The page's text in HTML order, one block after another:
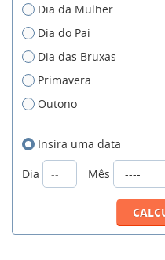
Dia da Mulher
Dia do Pai
Dia das Bruxas
Primavera
Outono
Insira uma data
Dia
Mês